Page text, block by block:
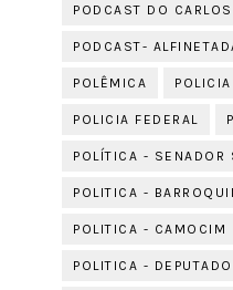
PODCAST DO CARLOS
PODCAST-
POLÊMICA POLICIA
POLICIA FEDERAL
POLÍTICA - SENADOR
POLITICA -
POLITICA - CAMOCIM
POLITICA -